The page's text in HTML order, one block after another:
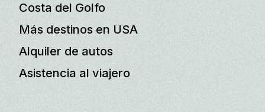
Costa del Golfo
Más destinos en USA
Alquiler de autos
Asistencia al viajero